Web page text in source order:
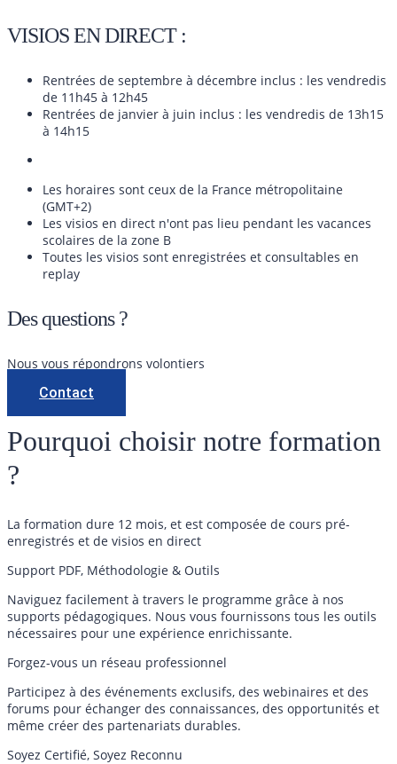
VISIOS EN DIRECT :
Rentrées de septembre à décembre inclus : les vendredis
de 11h45 à 12h45
Rentrées de janvier à juin inclus : les vendredis de 13h15
à 14h15
Les horaires sont ceux de la France métropolitaine
(GMT+2)
Les visios en direct n'ont pas lieu pendant les vacances
scolaires de la zone B
Toutes les visios sont enregistrées et consultables en
replay
Des questions ?
Nous vous répondrons volontiers
Contact
Pourquoi choisir notre formation
?
La formation dure 12 mois, et est composée de cours pré-
enregistrés et de visios en direct
Support PDF, Méthodologie & Outils
Naviguez facilement à travers le programme grâce à nos
supports pédagogiques. Nous vous fournissons tous les outils
nécessaires pour une expérience enrichissante.
Forgez-vous un réseau professionnel
Participez à des événements exclusifs, des webinaires et des
forums pour échanger des connaissances, des opportunités et
même créer des partenariats durables.
Soyez Certifié, Soyez Reconnu